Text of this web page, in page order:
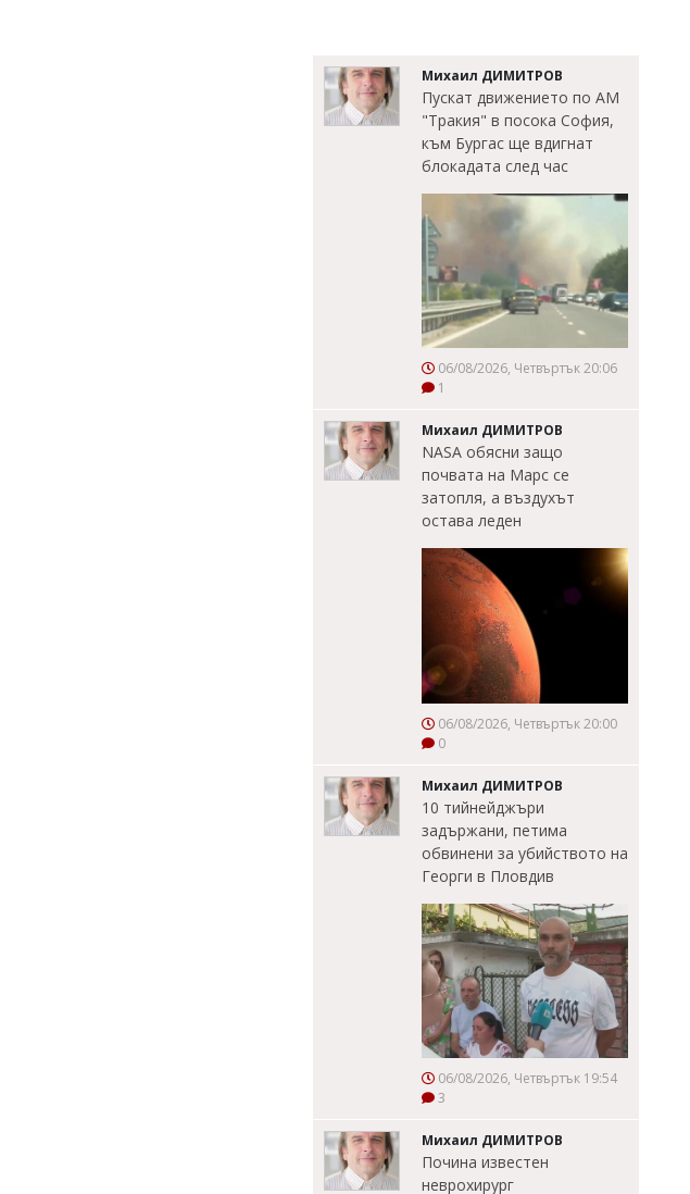
Михаил ДИМИТРОВ
Пускат движението по АМ
"Тракия" в посока София,
към Бургас ще вдигнат
блокадата след час
06/08/2026, Четвъртък 20:06
1
Михаил ДИМИТРОВ
NASA обясни защо
почвата на Марс се
затопля, а въздухът
остава леден
06/08/2026, Четвъртък 20:00
0
Михаил ДИМИТРОВ
10 тийнейджъри
задържани, петима
обвинени за убийството на
Георги в Пловдив
06/08/2026, Четвъртък 19:54
3
Михаил ДИМИТРОВ
Почина известен
неврохирург